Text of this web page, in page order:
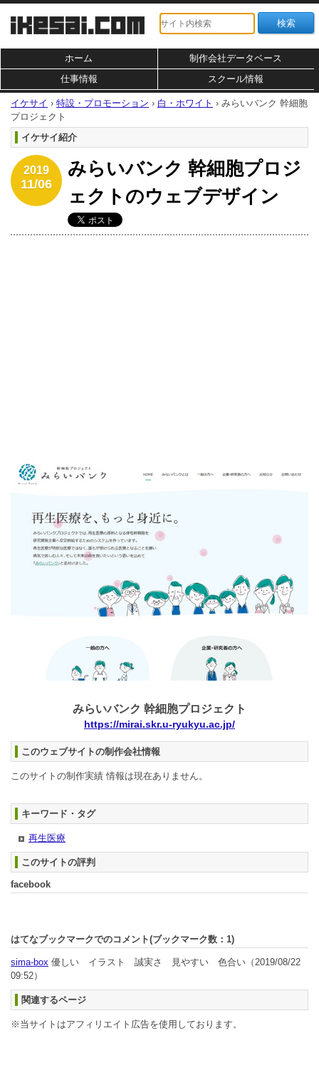
ホーム
制作会社データベース
仕事情報
スクール情報
イケサイ › 特設・プロモーション › 白・ホワイト › みらいバンク 幹細胞
プロジェクト
イケサイ紹介
2019
11/06
みらいバンク 幹細胞プロジ
ェクトのウェブデザイン
みらいバンク 幹細胞プロジェクト
https://mirai.skr.u-ryukyu.ac.jp/
このウェブサイトの制作会社情報
このサイトの制作実績 情報は現在ありません。
キーワード・タグ
再生医療
このサイトの評判
facebook
はてなブックマークでのコメント(ブックマーク数： 1)
sima-box 優しい イラスト 誠実さ 見やすい 色合い （2019/08/22
09:52）
関連するページ
※当サイトはアフィリエイト広告を使用しております。